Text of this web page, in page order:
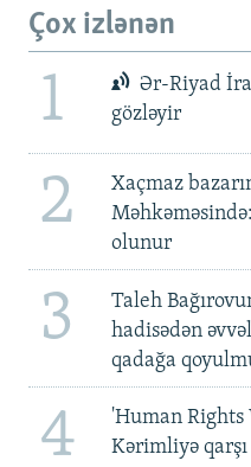
Çox izlənən
1
Ər-Riyad
gözləyir
2
Xaçmaz
olunur
3
Taleh
hadisədən
qadağa
4
'Human
Kərimliyə